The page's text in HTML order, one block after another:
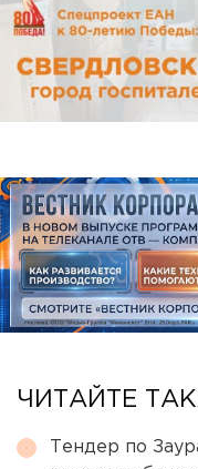
ЧИТАЙТЕ
Тендер по